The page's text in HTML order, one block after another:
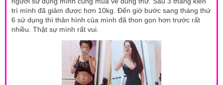
trì mình đã giảm được hơn 10kg. Đến giờ bước sang tháng thứ
6 sử dụng thì thân hình của mình đã thon gọn hơn trước rất
nhiều. Thật sự mình rất vui.